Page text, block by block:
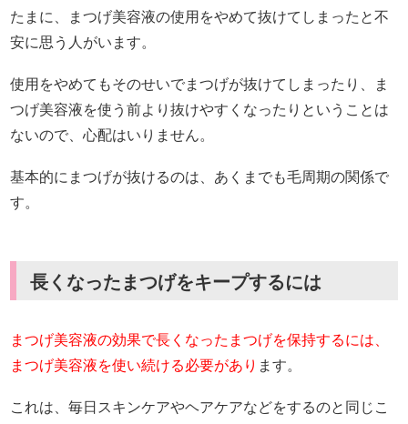
たまに、まつげ美容液の使用をやめて抜けてしまったと不
安に思う人がいます。
使用をやめてもそのせいでまつげが抜けてしまったり、ま
つげ美容液を使う前より抜けやすくなったりということは
ないので、心配はいりません。
基本的にまつげが抜けるのは、あくまでも毛周期の関係で
す。
長くなったまつげをキープするには
まつげ美容液の効果で長くなったまつげを保持するには、
まつげ美容液を使い続ける必要があり ます。
これは、毎日スキンケアやヘアケアなどをするのと同じこ